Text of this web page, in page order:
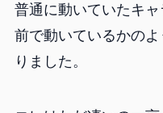
普通に動いていたキ
前で動いているかの
りました。